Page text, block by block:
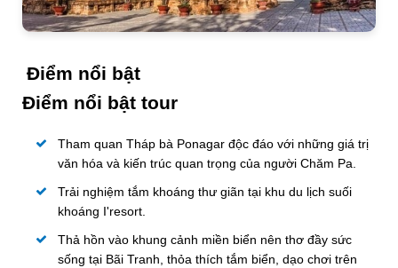
Điểm nổi bật
Điểm nổi bật tour
Tham quan Tháp bà Ponagar độc đáo với những giá trị
văn hóa và kiến trúc quan trọng của người Chăm Pa.
Trải nghiệm tắm khoáng thư giãn tại khu du lịch suối
khoáng I'resort.
Thả hồn vào khung cảnh miền biển nên thơ đầy sức
sống tại Bãi Tranh, thỏa thích tắm biển, dạo chơi trên